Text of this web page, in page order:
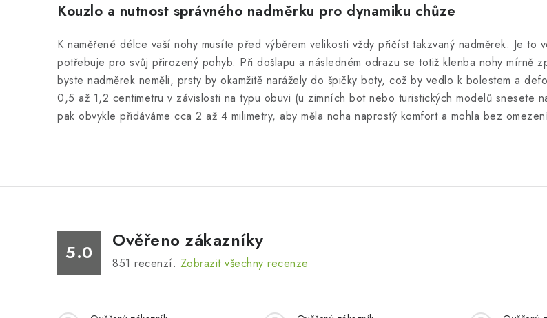
Kouzlo a nutnost správného nadměrku pro dynamiku chůze
K naměřené délce vaší nohy musíte před výběrem velikosti vždy přičíst takzvaný nadměrek. Je
potřebuje pro svůj přirozený pohyb. Při došlapu a následném odrazu se totiž klenba nohy
byste nadměrek neměli, prsty by okamžitě narážely do špičky boty, což by vedlo k bolestem a
0,5 až 1,2 centimetru v závislosti na typu obuvi (u zimních bot nebo turistických modelů snesete
pak obvykle přidáváme cca 2 až 4 milimetry, aby měla noha naprostý komfort a mohla bez
5.0
Ověřeno zákazníky
851 recenzí. Zobrazit všechny recenze